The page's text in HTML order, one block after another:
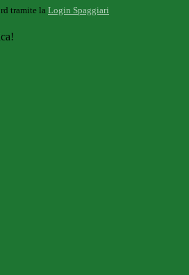
tramite la Login Spaggiari